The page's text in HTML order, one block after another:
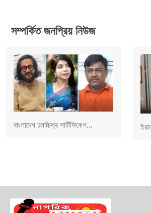
সম্পর্কিত জনপ্রিয় নিউজ
বাংলাদেশ চলচ্চিত্র সার্টিফিকেশ...